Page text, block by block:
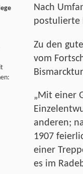
Nach
postulierte
Zu den
vom
„Mit einer
anderen;
1907
einer
es im